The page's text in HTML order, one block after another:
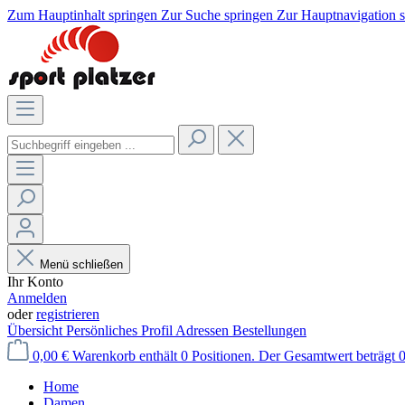
Zum Hauptinhalt springen Zur Suche springen Zur Hauptnavigation
Menü schließen
Ihr Konto
Anmelden
oderregistrieren
Übersicht Persönliches Profil Adressen Bestellungen
0,00 € Warenkorb enthält 0 Positionen. Der Gesamtwert beträgt
Home